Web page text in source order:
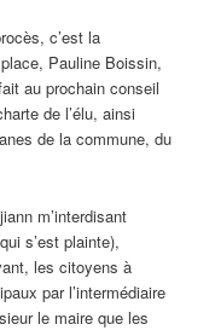
c’est la
Pauline Boissin,
au prochain conseil
de l’élu, ainsi
de la commune, du
m’interdisant
s’est plainte),
les citoyens à
par l’intermédiaire
le maire que les